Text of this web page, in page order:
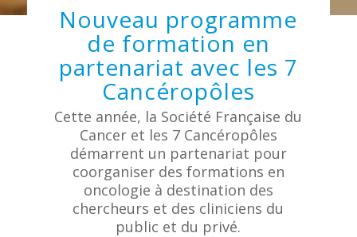
Nouveau programme
de formation en
partenariat avec les 7
Cancéropôles
Cette année, la Société Française du
Cancer et les 7 Cancéropôles
démarrent un partenariat pour
coorganiser des formations en
oncologie à destination des
chercheurs et des cliniciens du
public et du privé.